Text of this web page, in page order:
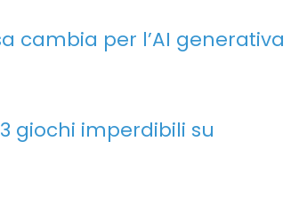
cambia per l’AI generativa
giochi imperdibili su